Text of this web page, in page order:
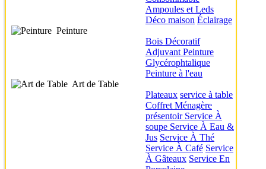
Ampoules et Leds
Déco maison Éclairage
Peinture
Bois Décoratif
Adjuvant Peinture
Glycérophtalique
Peinture à l'eau
Art de Table
Plateaux service à table
Coffret Ménagère
présentoir Service À
soupe Service À Eau &
Jus Service À Thé
Service À Café Service
À Gâteaux Service En